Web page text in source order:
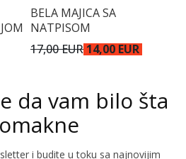
BELA MAJICA SA
NATPISOM
17,00 EUR 14,00 EUR
da vam bilo šta
i budite u toku sa najnovijim